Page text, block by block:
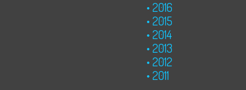
2016
2015
2014
2013
2012
2011